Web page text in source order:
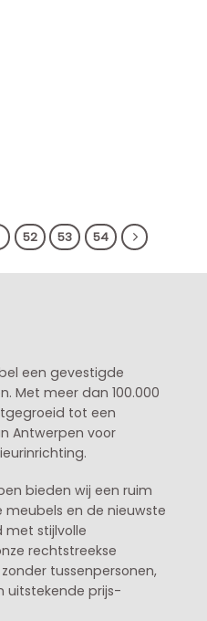
52 53 54
een gevestigde
. Met meer dan 100.000
tot een
Antwerpen voor
bieden wij een ruim
en de nieuwste
met stijlvolle
rechtstreekse
tussenpersonen,
uitstekende prijs-